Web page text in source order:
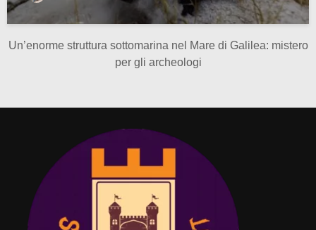
Un’enorme struttura sottomarina nel Mare di Galilea: mistero
per gli archeologi